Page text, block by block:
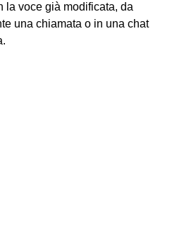
la voce già modificata, da
una chiamata o in una chat